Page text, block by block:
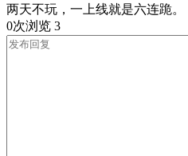
两天不玩，一上线就是六连跪。
0次浏览 3